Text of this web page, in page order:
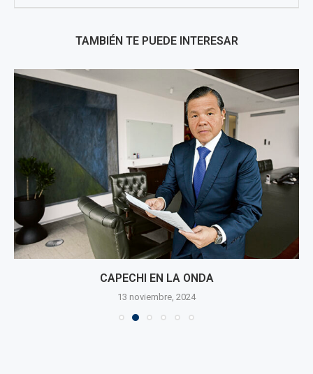
TAMBIÉN TE PUEDE INTERESAR
CAPECHI EN LA ONDA
13 noviembre, 2024